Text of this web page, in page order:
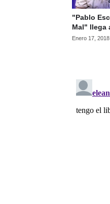
"Pablo
Mal" llega
Enero 17, 2018